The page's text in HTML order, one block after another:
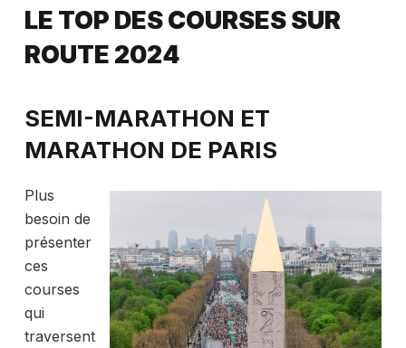
LE TOP DES COURSES SUR
ROUTE 2024
SEMI-MARATHON ET
MARATHON DE PARIS
Plus
besoin de
présenter
ces
courses
qui
traversent